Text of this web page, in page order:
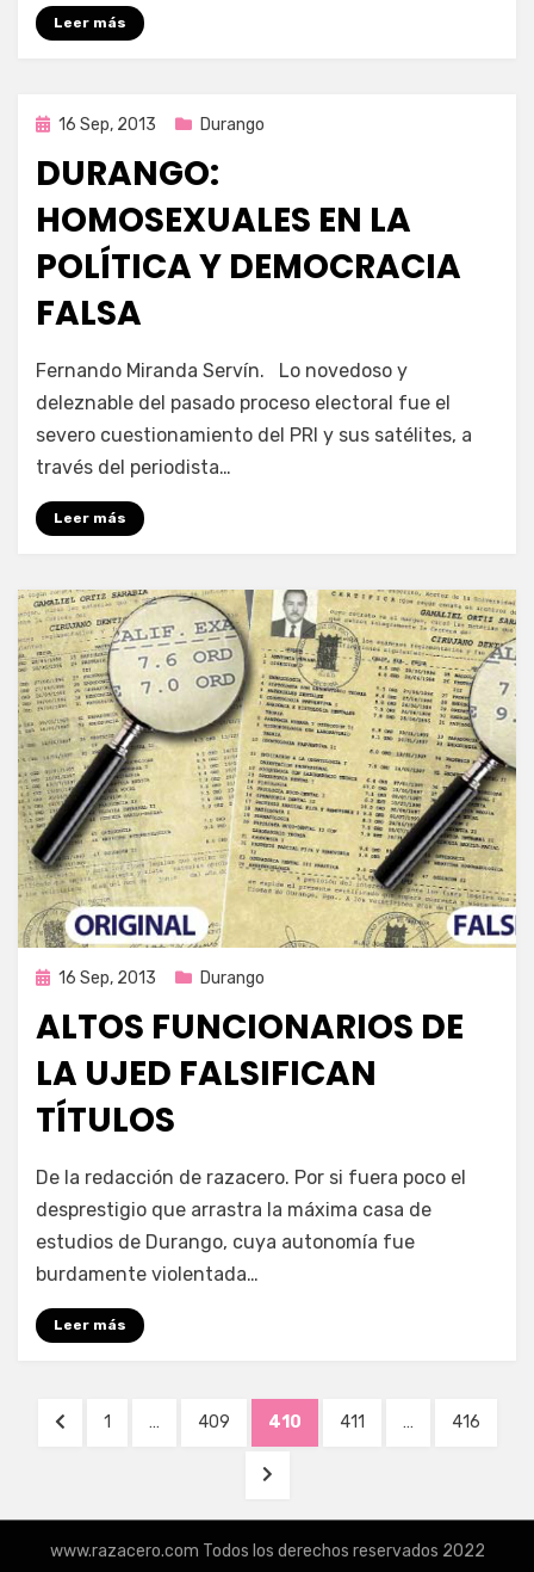
Leer más
Publicada
16 Sep, 2013 Durango
DURANGO:
HOMOSEXUALES EN LA
POLÍTICA Y DEMOCRACIA
FALSA
Enrique
Fernando Miranda Servín. Lo novedoso y
deleznable del pasado proceso electoral fue el
severo cuestionamiento del PRI y sus satélites, a
través del periodista…
Leer más
Publicada
16 Sep, 2013 Durango
ALTOS FUNCIONARIOS DE
LA UJED FALSIFICAN
TÍTULOS
por Enrique
De la redacción de razacero. Por si fuera poco el
desprestigio que arrastra la máxima casa de
estudios de Durango, cuya autonomía fue
burdamente violentada…
Leer más
Navegación
PÁGINAPÁGINA
1 … PÁGINA
409 PÁGINA
410 PÁGINA
411 … PÁGINA
416
SIGUIENTE
www.razacero.com Todos los derechos reservados 2022